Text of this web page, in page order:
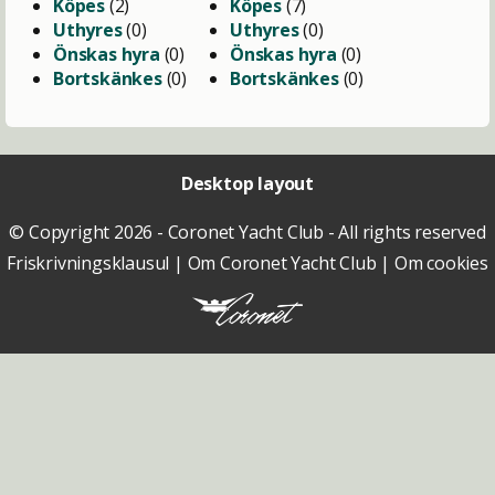
Köpes(2)
Uthyres(0)
Önskas hyra (0)
Bortskänkes(0)
Köpes(7)
Uthyres(0)
Önskas hyra (0)
Bortskänkes(0)
Desktop layout
© Copyright 2026 - Coronet Yacht Club - All rights reserved
Friskrivningsklausul | Om Coronet Yacht Club | Om cookies